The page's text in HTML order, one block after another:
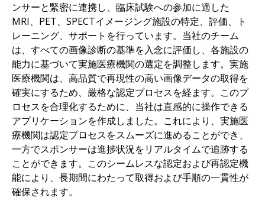
ンサーと緊密に連携し、臨床試験への参加に適した
MRI、PET、SPECTイメージング施設の特定、評価、ト
レーニング、サポートを行っています。当社のチーム
は、すべての画像診断の基準を入念に評価し、各施設の
能力に基づいて実施医療機関の選定を調整します。実施
医療機関は、高品質で再現性の高い画像データの取得を
確実にするため、厳格な認定プロセスを経ます。このプ
ロセスを合理化するために、当社は直感的に操作できる
アプリケーションを作成しました。これにより、実施医
療機関は認定プロセスをスムーズに進めることができ、
一方でスポンサーは進捗状況をリアルタイムで追跡する
ことができます。このシームレスな認定および再認定機
能により、長期間にわたって取得および手順の一貫性が
確保されます。